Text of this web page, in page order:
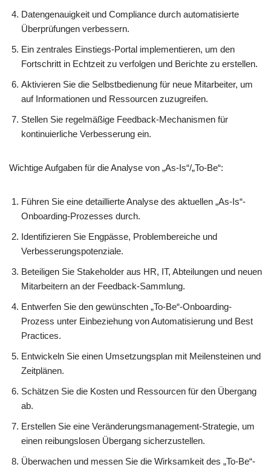
Datengenauigkeit und Compliance durch automatisierte
Überprüfungen verbessern.
Ein zentrales Einstiegs-Portal implementieren, um den
Fortschritt in Echtzeit zu verfolgen und Berichte zu erstellen.
Aktivieren Sie die Selbstbedienung für neue Mitarbeiter, um
auf Informationen und Ressourcen zuzugreifen.
Stellen Sie regelmäßige Feedback-Mechanismen für
kontinuierliche Verbesserung ein.
Wichtige Aufgaben für die Analyse von „As-Is“/„To-Be“:
Führen Sie eine detaillierte Analyse des aktuellen „As-Is“-
Onboarding-Prozesses durch.
Identifizieren Sie Engpässe, Problembereiche und
Verbesserungspotenziale.
Beteiligen Sie Stakeholder aus HR, IT, Abteilungen und neuen
Mitarbeitern an der Feedback-Sammlung.
Entwerfen Sie den gewünschten „To-Be“-Onboarding-
Prozess unter Einbeziehung von Automatisierung und Best
Practices.
Entwickeln Sie einen Umsetzungsplan mit Meilensteinen und
Zeitplänen.
Schätzen Sie die Kosten und Ressourcen für den Übergang
ab.
Erstellen Sie eine Veränderungsmanagement-Strategie, um
einen reibungslosen Übergang sicherzustellen.
Überwachen und messen Sie die Wirksamkeit des „To-Be“-